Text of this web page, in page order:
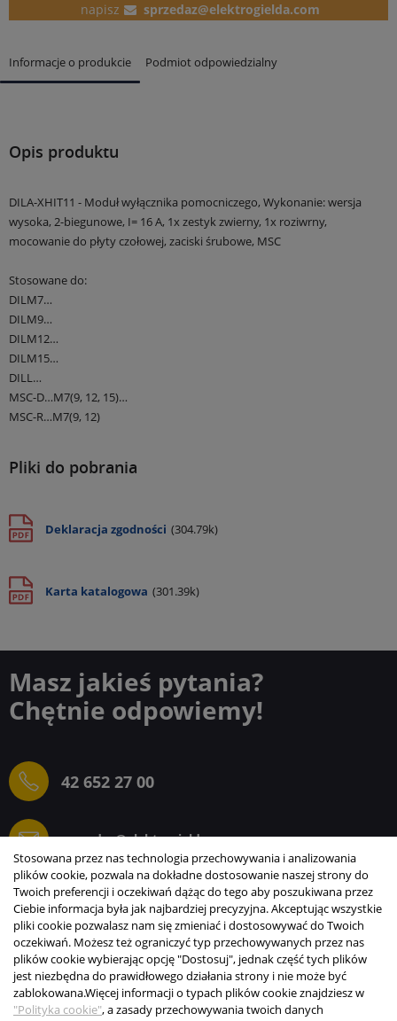
napisz
sprzedaz@elektrogielda.com
Informacje o produkcie Podmiot odpowiedzialny
Opis produktu
DILA-XHIT11 - Moduł wyłącznika pomocniczego, Wykonanie: wersja
wysoka, 2-biegunowe, I= 16 A, 1x zestyk zwierny, 1x roziwrny,
mocowanie do płyty czołowej, zaciski śrubowe, MSC
Stosowane do:
DILM7…
DILM9…
DILM12…
DILM15…
DILL…
MSC-D…M7(9, 12, 15)…
MSC-R…M7(9, 12)
Pliki do pobrania
Deklaracja zgodności (304.79k)
Karta katalogowa (301.39k)
Masz jakieś pytania?
Chętnie odpowiemy!
42 652 27 00
sprzedaz@elektrogielda.com
ELEKTROGIEŁDA SZ.ŻACZKIEWICZ; M.KARLIŃSKI
SP.J.
INFORMACJE
STREFA KLIENTA
Stosowana przez nas technologia przechowywania i analizowania
plików cookie, pozwala na dokładne dostosowanie naszej strony do
Twoich preferencji i oczekiwań dążąc do tego aby poszukiwana przez
Ciebie informacja była jak najbardziej precyzyjna. Akceptując wszystkie
pliki cookie pozwalasz nam się zmieniać i dostosowywać do Twoich
oczekiwań. Możesz też ograniczyć typ przechowywanych przez nas
plików cookie wybierając opcję "Dostosuj", jednak część tych plików
jest niezbędna do prawidłowego działania strony i nie może być
zablokowana.Więcej informacji o typach plików cookie znajdziesz w
"Polityka cookie", a zasady przechowywania twoich danych